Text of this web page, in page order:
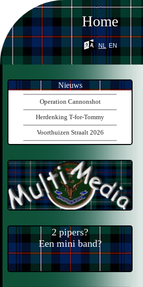
Home
nl en
Nieuws
Operation Cannonshot
Herdenking T-for-Tommy
Voorthuizen Straalt 2026
2 pipers?
Een mini band?